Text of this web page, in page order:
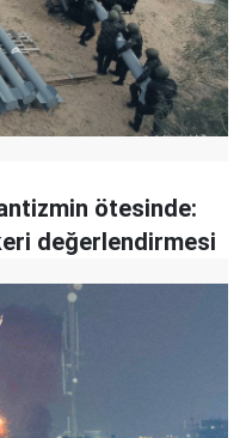
ötesinde:
değerlendirmesi